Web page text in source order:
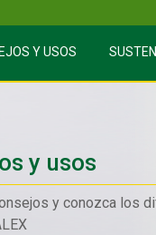
Y USOS
y usos
y conozca los